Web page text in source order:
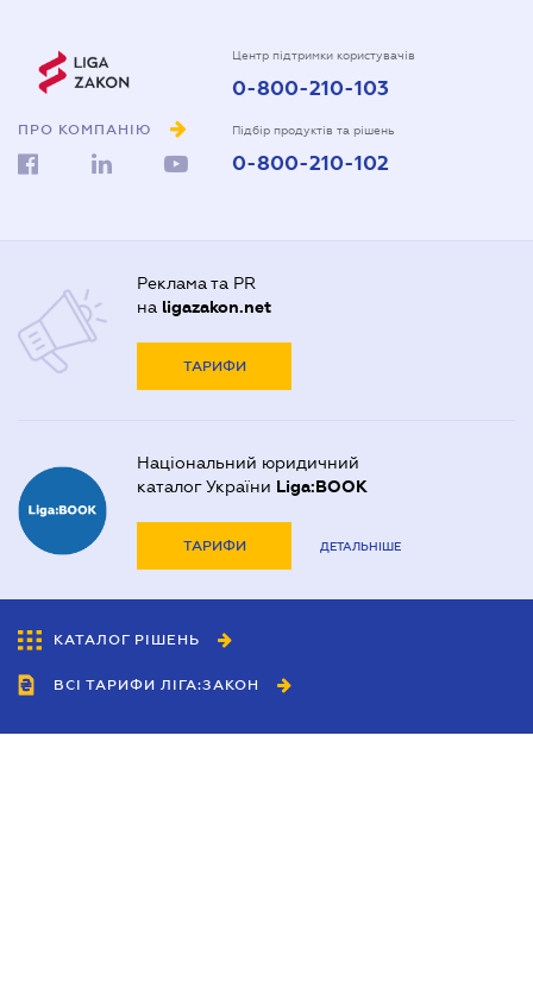
ПРО КОМПАНІЮ
Центр підтримки користувачів
0-800-210-103
Підбір продуктів та рішень
0-800-210-102
Реклама та PR
на ligazakon.net
ТАРИФИ
Національний юридичний
каталог України Liga:BOOK
ТАРИФИ ДЕТАЛЬНІШЕ
КАТАЛОГ РІШЕНЬ
ВСІ ТАРИФИ ЛІГА:ЗАКОН